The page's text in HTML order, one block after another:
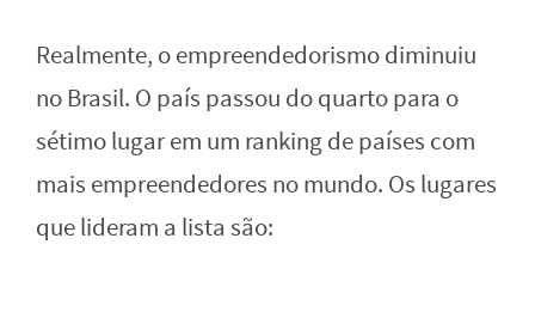
Realmente, o empreendedorismo diminuiu
no Brasil. O país passou do quarto para o
sétimo lugar em um ranking de países com
mais empreendedores no mundo. Os lugares
que lideram a lista são: